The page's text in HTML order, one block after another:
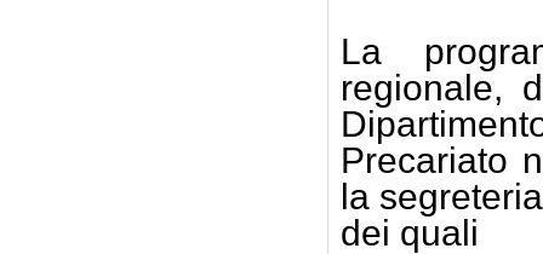
La
regionale,
Precariato
la
dei quali